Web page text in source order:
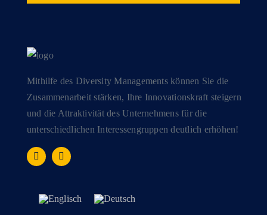
Mithilfe des Diversity Managements können Sie die
Zusammenarbeit stärken, Ihre Innovationskraft steigern
und die Attraktivität des Unternehmens für die
unterschiedlichen Interessengruppen deutlich erhöhen!